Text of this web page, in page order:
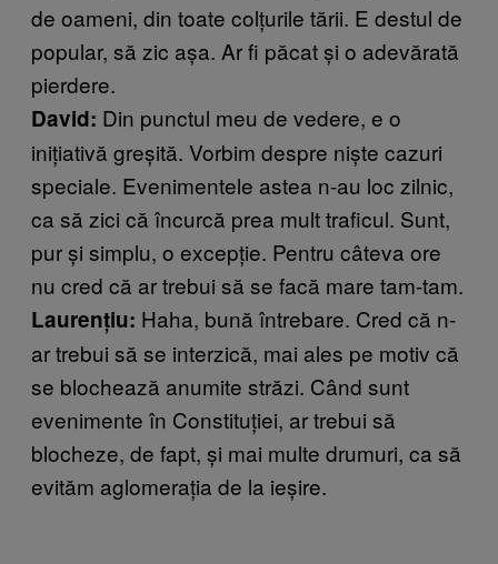
de oameni, din toate colţurile tării. E destul de
popular, să zic aşa. Ar fi păcat şi o adevărată
pierdere.
David: Din punctul meu de vedere, e o
iniţiativă greşită. Vorbim despre nişte cazuri
speciale. Evenimentele astea n-au loc zilnic,
ca să zici că încurcă prea mult traficul. Sunt,
pur şi simplu, o excepţie. Pentru câteva ore
nu cred că ar trebui să se facă mare tam-tam.
Laurenţiu: Haha, bună întrebare. Cred că n-
ar trebui să se interzică, mai ales pe motiv că
se blochează anumite străzi. Când sunt
evenimente în Constituției, ar trebui să
blocheze, de fapt, şi mai multe drumuri, ca să
evităm aglomeraţia de la ieșire.